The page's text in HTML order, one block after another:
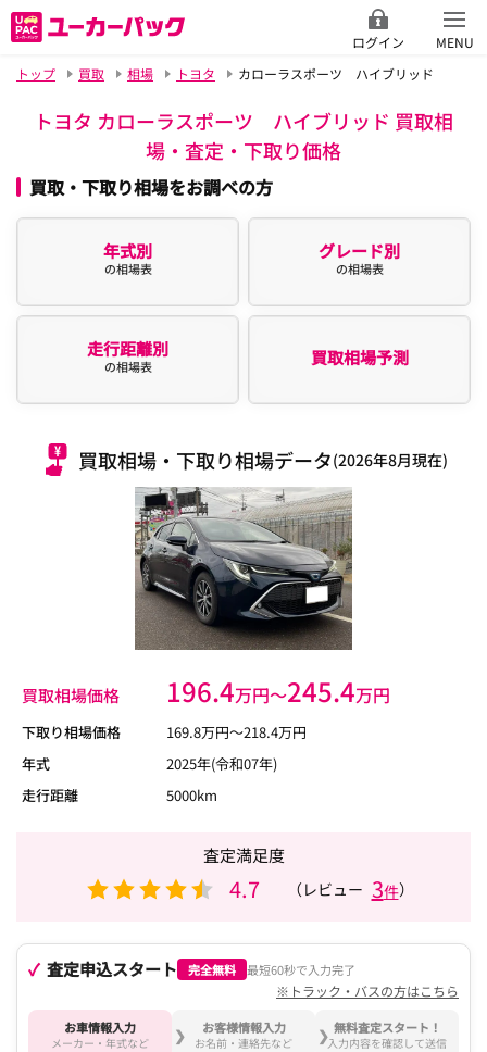
ログイン
MENU
トップ
買取 相場 トヨタ カローラスポーツ ハイブリッド
トヨタ カローラスポーツ ハイブリッド 買取相
場・査定・下取り価格
買取・下取り相場をお調べの方
年式別
の相場表
グレード別
の相場表
走行距離別
の相場表 買取相場予測
買取相場・下取り相場データ(2026年8月現在)
買取相場価格 196.4万円〜245.4万円
下取り相場価格 169.8万円〜218.4万円
年式
2025年(令和07年)
走行距離
5000km
査定満足度
4.7 （レビュー 3件）
査定申込スタート 完全無料 最短60秒で入力完了
※トラック・バスの方はこちら
お車情報入力
メーカー・年式など
お客様情報入力
お名前・連絡先など
無料査定スタート！
入力内容を確認して送信